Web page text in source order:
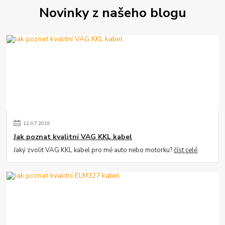
Novinky z našeho blogu
12.07.2019
Jak poznat kvalitní VAG KKL kabel
Jaký zvolit VAG KKL kabel pro mé auto nebo motorku?číst celé